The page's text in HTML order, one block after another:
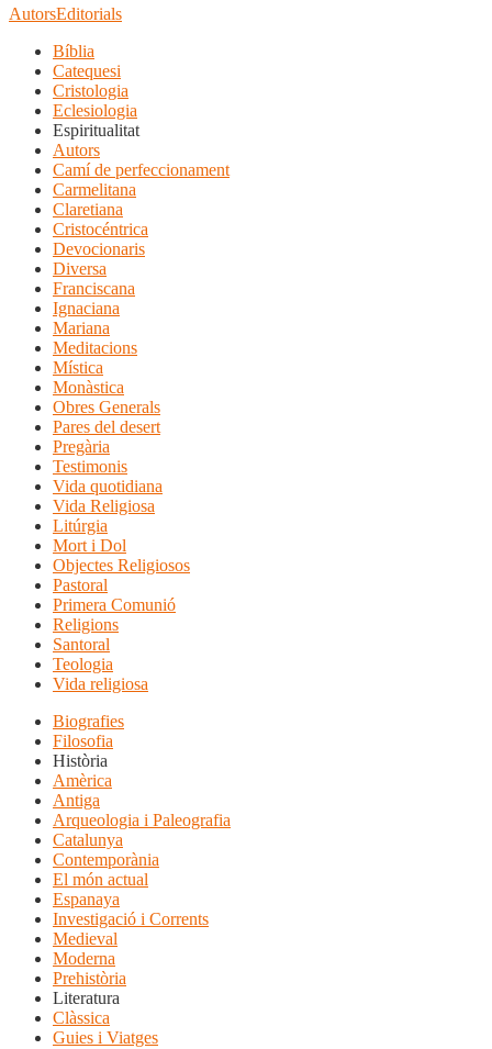
AutorsEditorials
Bíblia
Catequesi
Cristologia
Eclesiologia
Espiritualitat
Autors
Camí de perfeccionament
Carmelitana
Claretiana
Cristocéntrica
Devocionaris
Diversa
Franciscana
Ignaciana
Mariana
Meditacions
Mística
Monàstica
Obres Generals
Pares del desert
Pregària
Testimonis
Vida quotidiana
Vida Religiosa
Litúrgia
Mort i Dol
Objectes Religiosos
Pastoral
Primera Comunió
Religions
Santoral
Teologia
Vida religiosa
Biografies
Filosofia
Història
Amèrica
Antiga
Arqueologia i Paleografia
Catalunya
Contemporània
El món actual
Espanaya
Investigació i Corrents
Medieval
Moderna
Prehistòria
Literatura
Clàssica
Guies i Viatges